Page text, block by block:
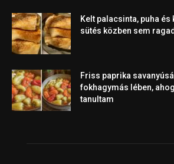
Kelt palacsinta, puha és
sütés közben sem
Friss paprika
fokhagymás lében,
tanultam